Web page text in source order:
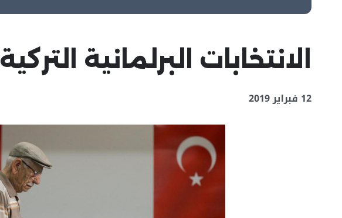
الانتخابات البرلمانية التركية
12 فبراير 2019